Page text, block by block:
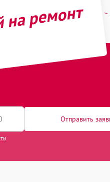
ремонт
Отправить